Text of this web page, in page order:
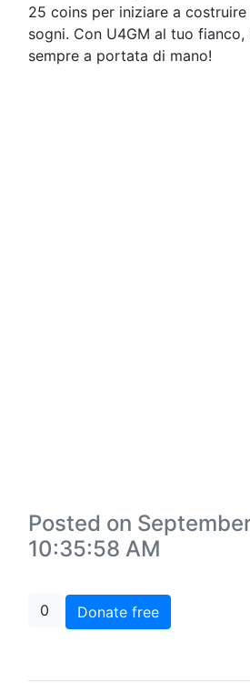
25 coins per iniziare a
sogni. Con U4GM al tuo
sempre a portata di mano!
Posted on
10:35:58 AM
0 Donate free